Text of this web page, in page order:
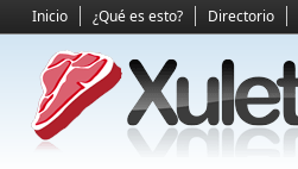
Inicio ¿Qué es esto? Directorio